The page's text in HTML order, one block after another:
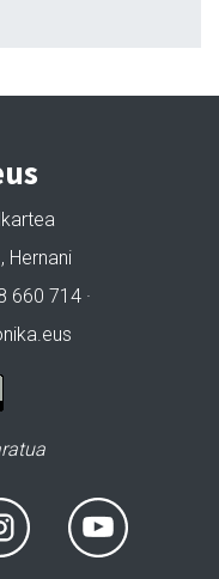
Hernani
660 714 ·